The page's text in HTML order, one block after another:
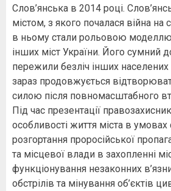
Слов’янська в 2014 році.
містом, з якого почалася війна на
в ньому стали рольовою
інших міст України. Його сумний
пережили безліч інших населених
зараз продовжується
силою після повномасштабного
Під час презентації
особливості життя міста в умовах
розгортання проросійської
та місцевої влади в захопленні
функціонування незаконних
обстрілів та мінування об’єктів